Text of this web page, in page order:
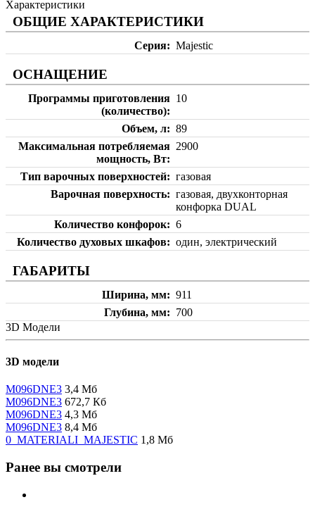
Характеристики
ОБЩИЕ ХАРАКТЕРИСТИКИ
Серия Majestic
ОСНАЩЕНИЕ
Программы приготовления
(количество)
10
Объем, л
89
Максимальная потребляемая
мощность, Вт
2900
Тип варочных поверхностей
газовая
Варочная поверхность
газовая, двухконторная
конфорка DUAL
Количество конфорок
6
Количество духовых шкафов
один, электрический
ГАБАРИТЫ
Ширина, мм
911
Глубина, мм
700
3D Модели
3D модели
M096DNE3 3,4 Мб
M096DNE3 672,7 Кб
M096DNE3 4,3 Мб
M096DNE3 8,4 Мб
0_MATERIALI_MAJESTIC 1,8 Мб
Ранее вы смотрели